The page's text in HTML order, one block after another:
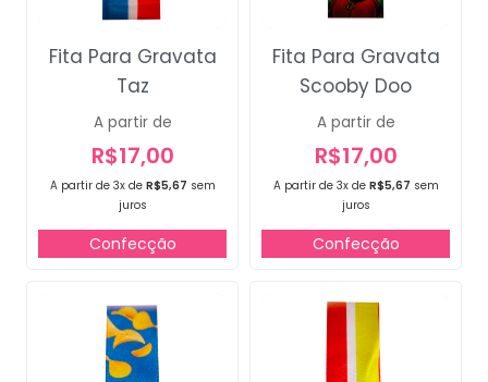
A partir de 3x de R$5,67 sem
juros
Fita Para Gravata
Taz
A partir de
R$17,00
Confecção
A partir de 3x de R$5,67 sem
juros
Fita Para Gravata
Scooby Doo
A partir de
R$17,00
Confecção